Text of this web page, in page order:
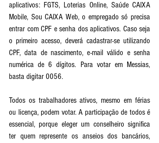
aplicativos: FGTS, Loterias Online, Saúde CAIXA
Mobile, Sou CAIXA Web, o empregado só precisa
entrar com CPF e senha dos aplicativos. Caso seja
o primeiro acesso, deverá cadastrar-se utilizando
CPF, data de nascimento, e-mail válido e senha
numérica de 6 dígitos. Para votar em Messias,
basta digitar 0056.
Todos os trabalhadores ativos, mesmo em férias
ou licença, podem votar. A participação de todos é
essencial, porque eleger um conselheiro significa
ter quem represente os anseios dos bancários,